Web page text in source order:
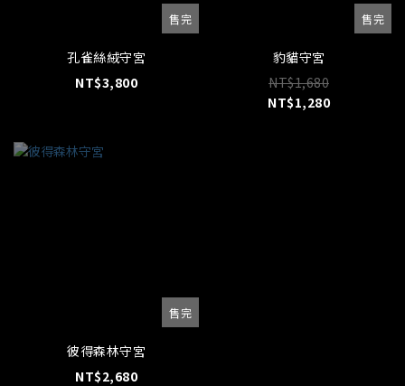
售完
孔雀絲絨守宮
NT$3,800
售完
豹貓守宮
NT$1,680
NT$1,280
售完
彼得森林守宮
NT$2,680